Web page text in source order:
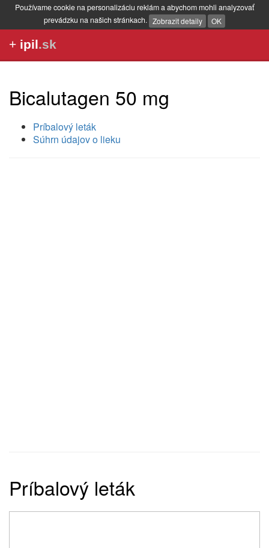
Používame cookie na personalizáciu reklám a abychom mohli analyzovať
prevádzku na našich stránkach. Zobrazit detaily OK
+ ipil.sk
Bicalutagen 50 mg
Príbalový leták
Súhrn údajov o lieku
Príbalový leták